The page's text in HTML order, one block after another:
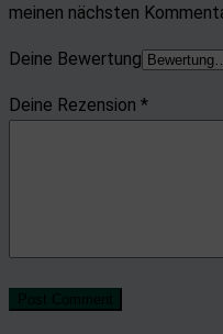
meinen nächsten
Deine Bewertung
Deine Rezension *